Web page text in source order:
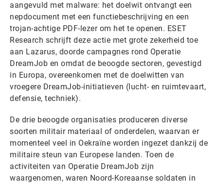
aangevuld met malware: het doelwit ontvangt een
nepdocument met een functiebeschrijving en een
trojan-achtige PDF-lezer om het te openen. ESET
Research schrijft deze actie met grote zekerheid toe
aan Lazarus, doorde campagnes rond Operatie
DreamJob en omdat de beoogde sectoren, gevestigd
in Europa, overeenkomen met de doelwitten van
vroegere DreamJob-initiatieven (lucht- en ruimtevaart,
defensie, techniek).
De drie beoogde organisaties produceren diverse
soorten militair materiaal of onderdelen, waarvan er
momenteel veel in Oekraïne worden ingezet dankzij de
militaire steun van Europese landen. Toen de
activiteiten van Operatie DreamJob zijn
waargenomen, waren Noord-Koreaanse soldaten in